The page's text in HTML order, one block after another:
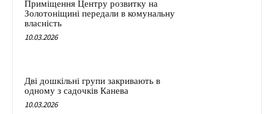
Приміщення Центру розвитку на
Золотоніщині передали в комунальну
власність
10.03.2026
Дві дошкільні групи закривають в
одному з садочків Канева
10.03.2026